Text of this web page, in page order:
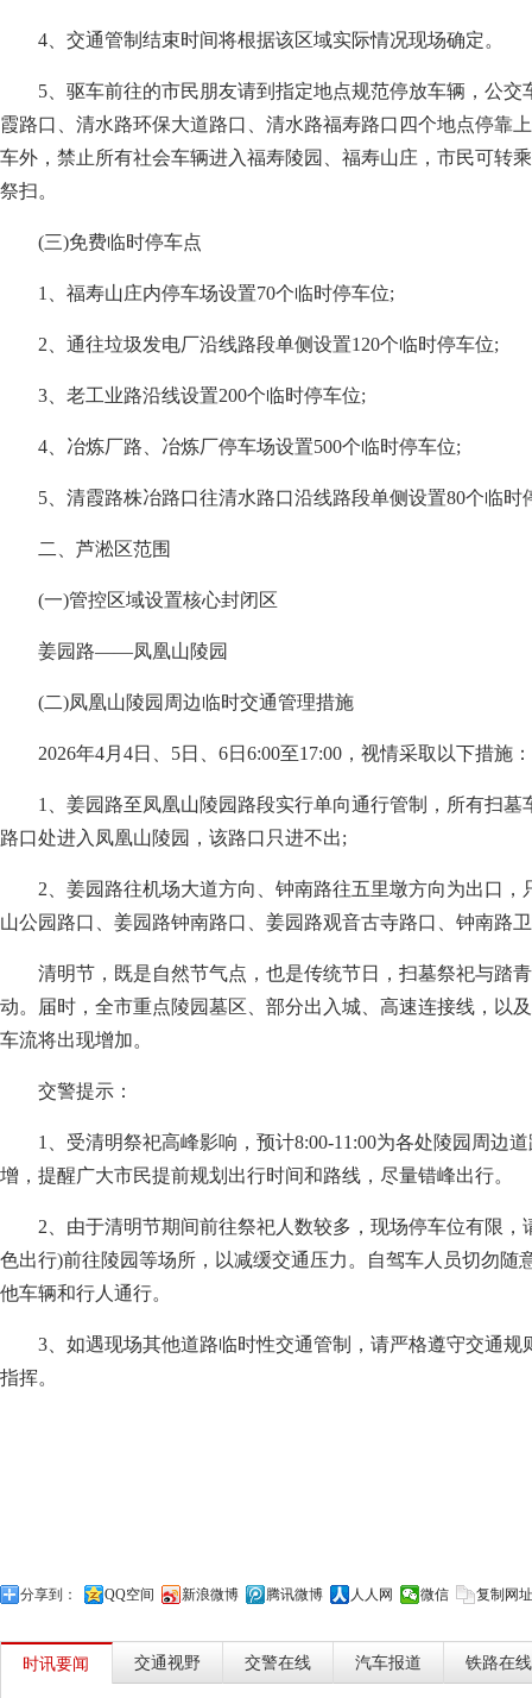
4、交通管制结束时间将根据该区域实际情况现场确定。
5、驱车前往的市民朋友请到指定地点规范停放车辆，公
霞路口、清水路环保大道路口、清水路福寿路口四个地点停靠
车外，禁止所有社会车辆进入福寿陵园、福寿山庄，市民可转
祭扫。
(三)免费临时停车点
1、福寿山庄内停车场设置70个临时停车位;
2、通往垃圾发电厂沿线路段单侧设置120个临时停车位;
3、老工业路沿线设置200个临时停车位;
4、冶炼厂路、冶炼厂停车场设置500个临时停车位;
5、清霞路株冶路口往清水路口沿线路段单侧设置80个临时
二、芦淞区范围
(一)管控区域设置核心封闭区
姜园路——凤凰山陵园
(二)凤凰山陵园周边临时交通管理措施
2026年4月4日、5日、6日6:00至17:00，视情采取以下措施：
1、姜园路至凤凰山陵园路段实行单向通行管制，所有扫
路口处进入凤凰山陵园，该路口只进不出;
2、姜园路往机场大道方向、钟南路往五里墩方向为出口
山公园路口、姜园路钟南路口、姜园路观音古寺路口、钟南路
清明节，既是自然节气点，也是传统节日，扫墓祭祀与踏
动。届时，全市重点陵园墓区、部分出入城、高速连接线，以
车流将出现增加。
交警提示：
1、受清明祭祀高峰影响，预计8:00-11:00为各处陵园周边
增，提醒广大市民提前规划出行时间和路线，尽量错峰出行。
2、由于清明节期间前往祭祀人数较多，现场停车位有限，
色出行)前往陵园等场所，以减缓交通压力。自驾车人员切勿随
他车辆和行人通行。
3、如遇现场其他道路临时性交通管制，请严格遵守交通规
指挥。
分享到： QQ空间 新浪微博 腾讯微博 人人网 微信 复制网址
时讯要闻 交通视野 交警在线 汽车报道 铁路在线